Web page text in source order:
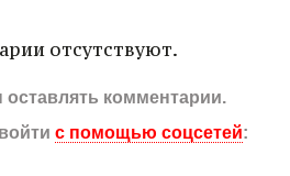
отсутствуют.
оставлять комментарии.
с помощью соцсетей: